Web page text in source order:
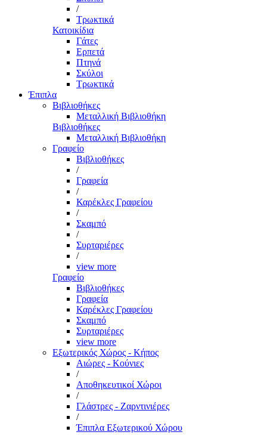
/
Τρωκτικά
Κατοικίδια
Γάτες
Ερπετά
Πτηνά
Σκύλοι
Τρωκτικά
Έπιπλα
Βιβλιοθήκες
Μεταλλική Βιβλιοθήκη
Βιβλιοθήκες
Μεταλλική Βιβλιοθήκη
Γραφείο
Βιβλιοθήκες
/
Γραφεία
/
Καρέκλες Γραφείου
/
Σκαμπό
/
Συρταριέρες
/
view more
Γραφείο
Βιβλιοθήκες
Γραφεία
Καρέκλες Γραφείου
Σκαμπό
Συρταριέρες
view more
Εξωτερικός Χώρος - Κήπος
Αιώρες - Κούνιες
/
Αποθηκευτικοί Χώροι
/
Γλάστρες - Ζαρντινιέρες
/
Έπιπλα Εξωτερικού Χώρου